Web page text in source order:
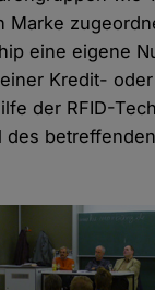
Marke
eine eigene
Kredit-
der RFID-
des